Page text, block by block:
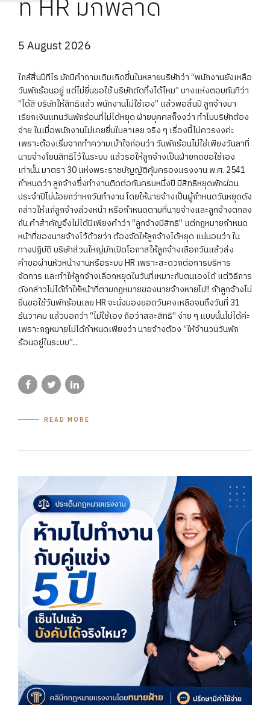
ที่ HR มักพลาด
5 August 2026
ใกล้สิ้นปีทีไร มักมีคำถามเดิมเกิดขึ้นในหลายบริษัทว่า “พนักงานยังเหลือ
วันพักร้อนอยู่ แต่ไม่ยื่นขอใช้ บริษัทตัดทิ้งได้ไหม” บางแห่งตอบทันทีว่า
“ได้สิ บริษัทให้สิทธิแล้ว พนักงานไม่ใช้เอง” แล้วพอสิ้นปี ลูกจ้างมา
เรียกเงินแทนวันพักร้อนที่ไม่ได้หยุด ฝ่ายบุคคลก็งงว่า ทำไมบริษัทต้อง
จ่าย ในเมื่อพนักงานไม่เคยยื่นใบลาเลย จริง ๆ เรื่องนี้ไม่ควรงงค่ะ
เพราะต้องเริ่มจากทำความเข้าใจก่อนว่า วันพักร้อนไม่ใช่เพียงวันลาที่
นายจ้างโยนสิทธิไว้ในระบบ แล้วรอให้ลูกจ้างเป็นฝ่ายกดขอใช้เอง
เท่านั้น มาตรา 30 แห่งพระราชบัญญัติคุ้มครองแรงงาน พ.ศ. 2541
กำหนดว่า ลูกจ้างซึ่งทำงานติดต่อกันครบหนึ่งปี มีสิทธิหยุดพักผ่อน
ประจำปีไม่น้อยกว่าหกวันทำงาน โดยให้นายจ้างเป็นผู้กำหนดวันหยุดดัง
กล่าวให้แก่ลูกจ้างล่วงหน้า หรือกำหนดตามที่นายจ้างและลูกจ้างตกลง
กัน คำสำคัญจึงไม่ได้มีเพียงคำว่า “ลูกจ้างมีสิทธิ” แต่กฎหมายกำหนด
หน้าที่ของนายจ้างไว้ด้วยว่า ต้องจัดให้ลูกจ้างได้หยุด แน่นอนว่า ใน
ทางปฏิบัติ บริษัทส่วนใหญ่มักเปิดโอกาสให้ลูกจ้างเลือกวันแล้วส่ง
คำขอผ่านหัวหน้างานหรือระบบ HR เพราะสะดวกต่อการบริหาร
จัดการ และทำให้ลูกจ้างเลือกหยุดในวันที่เหมาะกับตนเองได้ แต่วิธีการ
ดังกล่าวไม่ได้ทำให้หน้าที่ตามกฎหมายของนายจ้างหายไป!! ถ้าลูกจ้างไม่
ยื่นขอใช้วันพักร้อนเลย HR จะนั่งมองยอดวันคงเหลือจนถึงวันที่ 31
ธันวาคม แล้วบอกว่า “ไม่ใช้เอง ถือว่าสละสิทธิ” ง่าย ๆ แบบนั้นไม่ได้ค่ะ
เพราะกฎหมายไม่ได้กำหนดเพียงว่า นายจ้างต้อง “ให้จำนวนวันพัก
ร้อนอยู่ในระบบ”...
READ MORE